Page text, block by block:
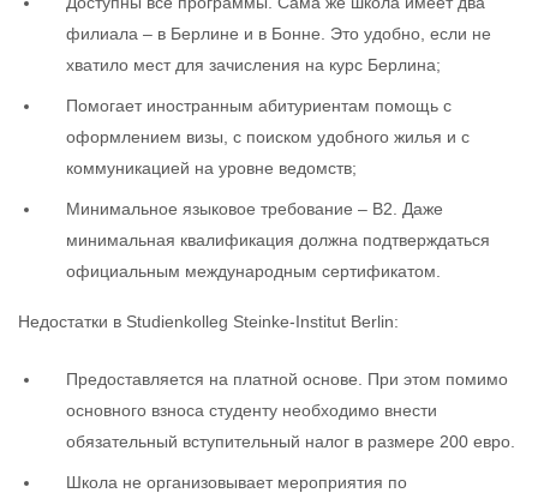
филиала – в Берлине и в Бонне. Это удобно, если не
хватило мест для зачисления на курс Берлина;
Помогает иностранным абитуриентам помощь с
оформлением визы, с поиском удобного жилья и с
коммуникацией на уровне ведомств;
Минимальное языковое требование – В2. Даже
минимальная квалификация должна подтверждаться
официальным международным сертификатом.
Недостатки в Studienkolleg Steinke-Institut Berlin:
Предоставляется на платной основе. При этом помимо
основного взноса студенту необходимо внести
обязательный вступительный налог в размере 200 евро.
Школа не организовывает мероприятия по